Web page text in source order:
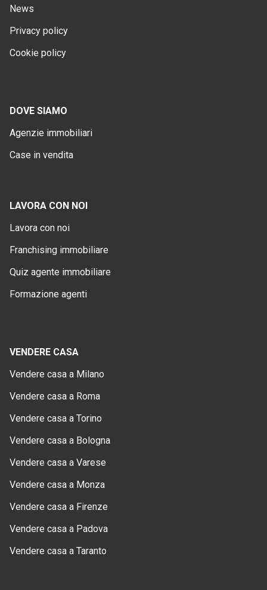
News
Privacy policy
Cookie policy
DOVE SIAMO
Agenzie immobiliari
Case in vendita
LAVORA CON NOI
Lavora con noi
Franchising immobiliare
Quiz agente immobiliare
Formazione agenti
VENDERE CASA
Vendere casa a Milano
Vendere casa a Roma
Vendere casa a Torino
Vendere casa a Bologna
Vendere casa a Varese
Vendere casa a Monza
Vendere casa a Firenze
Vendere casa a Padova
Vendere casa a Taranto